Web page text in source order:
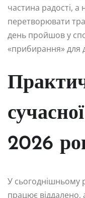
частина радості,
перетворювати
день пройшов у
«прибирання» для
2026
У сьогоднішньому
працює віддалено,